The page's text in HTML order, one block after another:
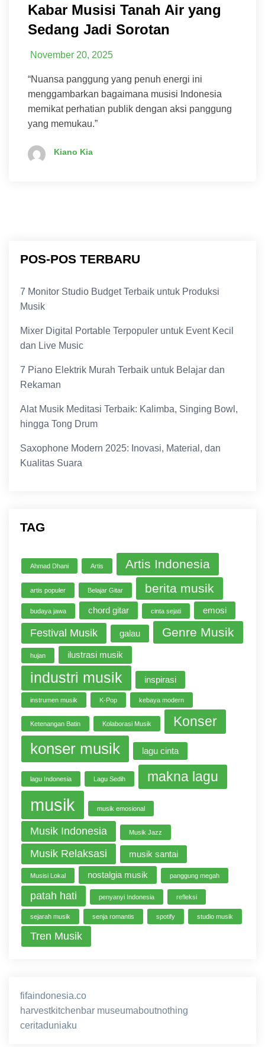
Kabar Musisi Tanah Air yang
Sedang Jadi Sorotan
November 20, 2025
“Nuansa panggung yang penuh energi ini
menggambarkan bagaimana musisi Indonesia
memikat perhatian publik dengan aksi panggung
yang memukau.”
Kiano Kia
POS-POS TERBARU
7 Monitor Studio Budget Terbaik untuk Produksi
Musik
Mixer Digital Portable Terpopuler untuk Event Kecil
dan Live Music
7 Piano Elektrik Murah Terbaik untuk Belajar dan
Rekaman
Alat Musik Meditasi Terbaik: Kalimba, Singing Bowl,
hingga Tong Drum
Saxophone Modern 2025: Inovasi, Material, dan
Kualitas Suara
TAG
Ahmad Dhani Artis Artis Indonesia
artis populer Belajar Gitar berita musik
budaya jawa chord gitar cinta sejati emosi
Festival Musik galau Genre Musik
hujan ilustrasi musik
industri musik inspirasi
instrumen musik K-Pop kebaya modern
Ketenangan Batin Kolaborasi Musik Konser
konser musik lagu cinta
lagu Indonesia Lagu Sedih makna lagu
musik musik emosional
Musik Indonesia Musik Jazz
Musik Relaksasi musik santai
Musisi Lokal nostalgia musik panggung megah
patah hati penyanyi Indonesia refleksi
sejarah musik senja romantis spotify studio musik
Tren Musik
fifaindonesia.co
harvestkitchenbar museumaboutnothing
ceritaduniaku